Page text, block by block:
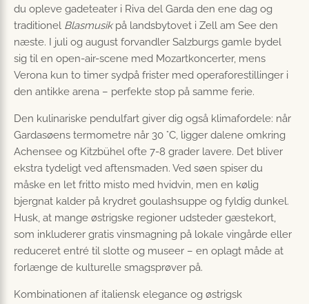
du opleve gadeteater i Riva del Garda den ene dag og
traditionel Blasmusikpå landsbytovet i Zell am See den
næste. I juli og august forvandler Salzburgs gamle bydel
sig til en open-air-scene med Mozartkoncerter, mens
Verona kun to timer sydpå frister med operaforestillinger i
den antikke arena – perfekte stop på samme ferie.
Den kulinariske pendulfart giver dig også klimafordele: når
Gardasøens termometre når 30 °C, ligger dalene omkring
Achensee og Kitzbühel ofte 7-8 grader lavere. Det bliver
ekstra tydeligt ved aftensmaden. Ved søen spiser du
måske en let fritto misto med hvidvin, men en kølig
bjergnat kalder på krydret goulashsuppe og fyldig dunkel.
Husk, at mange østrigske regioner udsteder gæstekort,
som inkluderer gratis vinsmagning på lokale vingårde eller
reduceret entré til slotte og museer – en oplagt måde at
forlænge de kulturelle smagsprøver på.
Kombinationen af italiensk elegance og østrigsk